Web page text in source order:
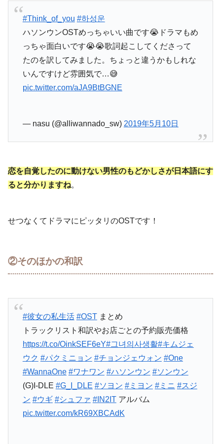
#Think_of_you #하성운
ハソンウンOSTめっちゃいい曲です😭ドラマもめ
っちゃ面白いです😭😭歌詞起こしてくださって
たのを訳してみました。ちょっと違うかもしれな
いんですけど雰囲気で…😅
pic.twitter.com/aJA9BtBGNE
— nasu (@alliwannado_sw) 2019年5月10日
恋を自覚したのに動けない男性のもどかしさが日本語にす
ると分かりますね。
せつなくてドラマにピッタリのOSTです！
②そのほかの和訳
#彼女の私生活 #OSTまとめ
トラックリスト和訳やお店ごとの予約販売価格
https://t.co/OinkSEF6eY#그녀의사생활#キムジェ
ウク #パクミニョン #チョンジェウォン #One
#WannaOne #ワナワン #ハソンウン #ソンウン
(G)I-DLE #G_I_DLE #ソヨン #ミヨン #ミニ #スジ
ン #ウギ #シュファ #IN2ITアルバム
pic.twitter.com/kR69XBCAdK